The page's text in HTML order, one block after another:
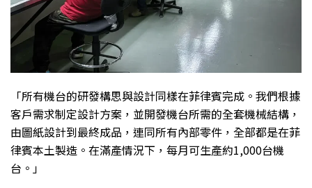
「所有機台的研發構思與設計同樣在菲律賓完成。我們根據
客戶需求制定設計方案，並開發機台所需的全套機械結構，
由圖紙設計到最終成品，連同所有內部零件，全部都是在菲
律賓本土製造。在滿產情況下，每月可生產約1,000台機
台。」